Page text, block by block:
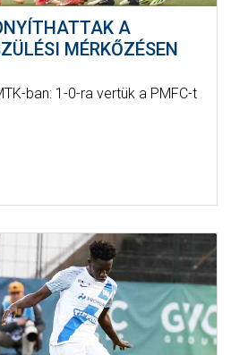
A
MÉRKŐZÉSEN
ban: 1-0-ra vertük a PMFC-t